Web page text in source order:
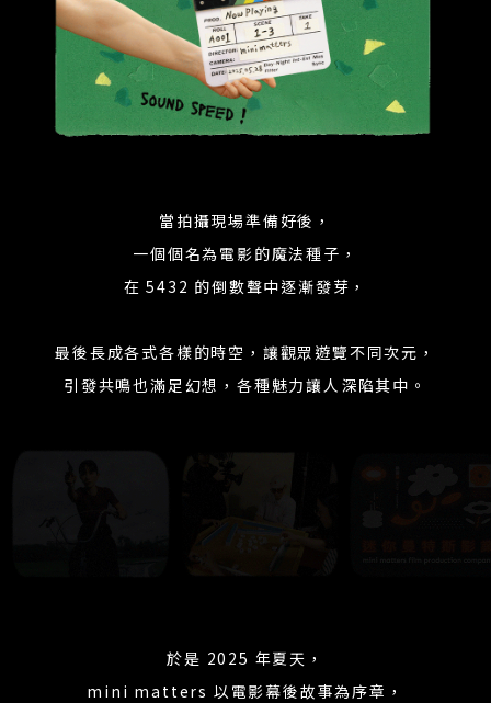
當拍攝現場準備好後，
一個個名為電影的魔法種子，
在 5432 的倒數聲中逐漸發芽，
最後長成各式各樣的時空，讓觀眾遊覽不同次元，
引發共鳴也滿足幻想，各種魅力讓人深陷其中。
於是 2025 年夏天，
mini matters 以電影幕後故事為序章，